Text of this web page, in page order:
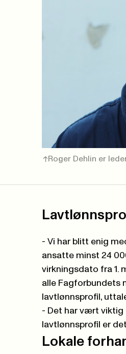
Roger Dehlin er
- Vi har blitt enig
ansatte minst 24
virkningsdato fra 1.
alle Fagforbundets
lavtlønnsprofil,
- Det har vært viktig
lavtlønnsprofil er
Lokale